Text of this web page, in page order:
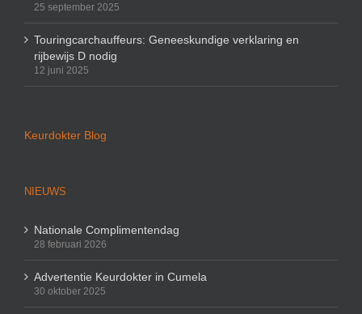
25 september 2025
Touringcarchauffeurs: Geneeskundige verklaring en
rijbewijs D nodig
12 juni 2025
Keurdokter Blog
NIEUWS
Nationale Complimentendag
28 februari 2026
Advertentie Keurdokter in Cumela
30 oktober 2025